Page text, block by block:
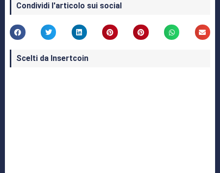
Condividi l'articolo sui social
Scelti da Insertcoin